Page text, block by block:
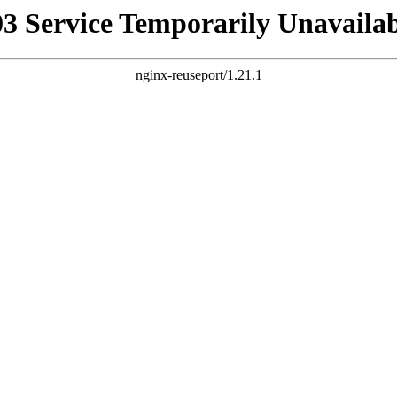
Service Temporarily
nginx-reuseport/1.21.1